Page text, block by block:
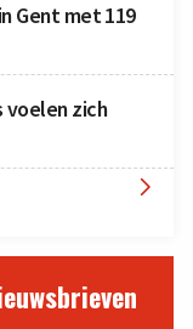
Gent met 119
voelen zich
